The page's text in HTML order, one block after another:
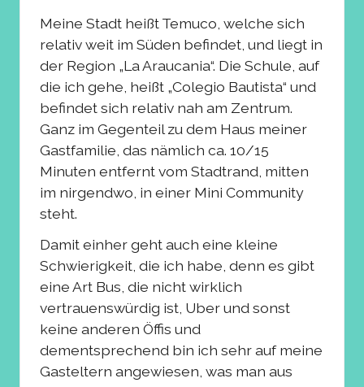
Meine Stadt heißt Temuco, welche sich
relativ weit im Süden befindet, und liegt in
der Region „La Araucania“. Die Schule, auf
die ich gehe, heißt „Colegio Bautista“ und
befindet sich relativ nah am Zentrum.
Ganz im Gegenteil zu dem Haus meiner
Gastfamilie, das nämlich ca. 10/15
Minuten entfernt vom Stadtrand, mitten
im nirgendwo, in einer Mini Community
steht.
Damit einher geht auch eine kleine
Schwierigkeit, die ich habe, denn es gibt
eine Art Bus, die nicht wirklich
vertrauenswürdig ist, Uber und sonst
keine anderen Öffis und
dementsprechend bin ich sehr auf meine
Gasteltern angewiesen, was man aus